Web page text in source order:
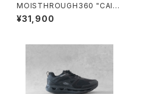
MOISTHROUGH360 "CAICI
AS"/M1120M#1/モイスルー36
0"カイキアス"
¥31,900